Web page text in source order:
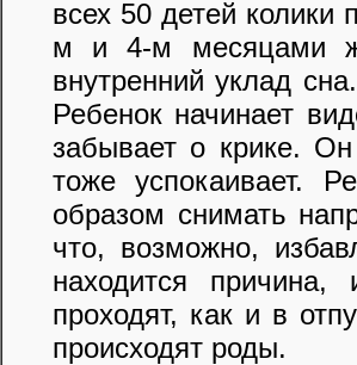
всех 50 детей
м и 4-м месяцами
внутренний уклад
Ребенок начинает
забывает о крике.
тоже успокаивает.
образом снимать
что, возможно,
находится причина,
проходят, как и в
происходят роды.